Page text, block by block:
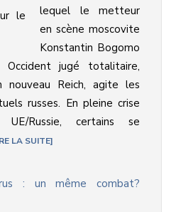
lequel le metteur
en scène moscovite
Konstantin Bogomo
jugé totalitaire,
nouveau Reich, agite les
russes. En pleine crise
Russie, certains se
LA SUITE
: un même combat?